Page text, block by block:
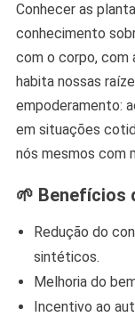
Conhecer as
conhecimento
com o corpo, com
habita nossas
empoderamento:
em situações
nós mesmos com
🌱 Benefícios
Redução do
sintéticos.
Melhoria do
Incentivo ao